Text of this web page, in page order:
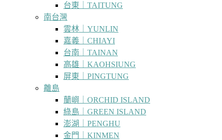
台東｜TAITUNG
南台灣
雲林｜YUNLIN
嘉義｜CHIAYI
台南｜TAINAN
高雄｜KAOHSIUNG
屏東｜PINGTUNG
離島
蘭嶼｜ORCHID ISLAND
綠島｜GREEN ISLAND
澎湖｜PENGHU
金門｜KINMEN